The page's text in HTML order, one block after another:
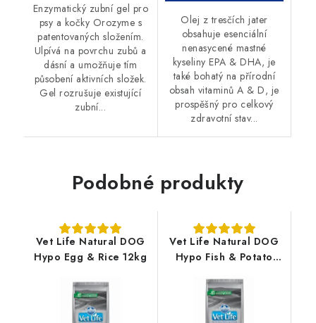
Enzymatický zubní gel pro
psy a kočky Orozyme s
patentovaných složením.
Ulpívá na povrchu zubů a
dásní a umožňuje tím
působení aktivních složek.
Gel rozrušuje existující
zubní...
Olej z tresčích jater
obsahuje esenciální
nenasycené mastné
kyseliny EPA & DHA, je
také bohatý na přírodní
obsah vitaminů A & D, je
prospěšný pro celkový
zdravotní stav...
Podobné produkty
Vet Life Natural DOG
Hypo Egg & Rice 12kg
Vet Life Natural DOG
Hypo Fish & Potato